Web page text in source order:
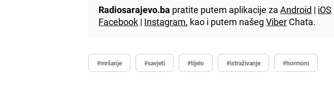
Radiosarajevo.ba pratite putem aplikacije zaAndroid | iOS
Facebook | Instagram, kao i putem našegViber Chata.
#mršanje #savjeti #tijelo #istraživanje #hormoni